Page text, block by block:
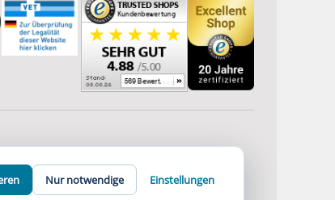
Nur notwendige Einstellungen